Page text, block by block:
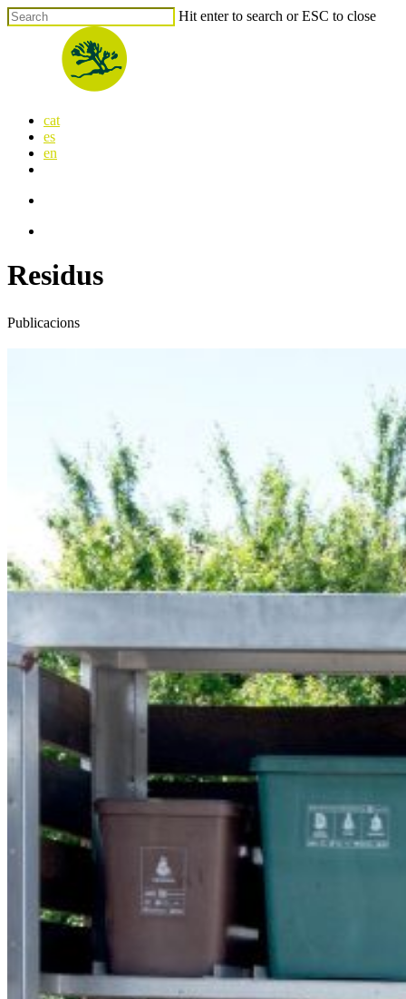
Skip
to
Hit enter to search or ESC to close
search
Menu
cat
es
en
Residus
Publicacions